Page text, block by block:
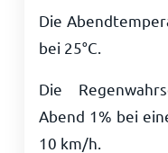
Die
bei 25°C
Die
Abend 1% bei
10 km/h